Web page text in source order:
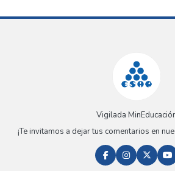
Vigilada
¡Te invitamos a dejar tus comentarios en